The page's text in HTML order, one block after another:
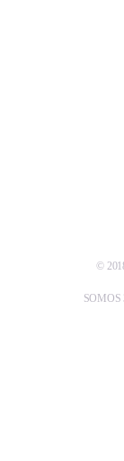
©
SOMOS